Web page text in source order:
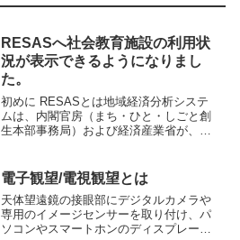
RESASへ社会教育施設の利用状
況が表示できるようになりまし
た。
初めに RESASとは地域経済分析システ
ムは、内閣官房（まち・ひと・しごと創
生本部事務局）および経済産業省が、産
するシステムとして提供しています。英
語表記〔Region...
電子観望/電視観望とは
天体望遠鏡の接眼部にデジタルカメラや
専用のイメージセンサーを取り付け、パ
ソコンやスマートホンのディスプレーに